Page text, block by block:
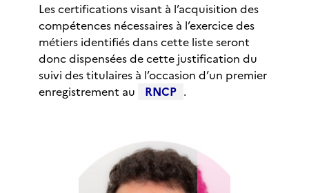
Les certifications visant à l’acquisition des
compétences nécessaires à l’exercice des
métiers identifiés dans cette liste seront
donc dispensées de cette justification du
suivi des titulaires à l’occasion d’un premier
enregistrement au
RNCP .